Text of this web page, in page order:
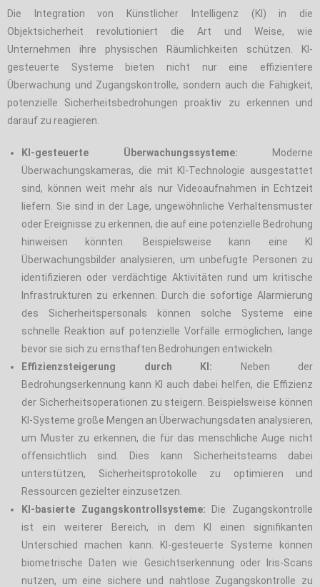
Die Integration von Künstlicher Intelligenz (KI) in die
Objektsicherheit revolutioniert die Art und Weise, wie
Unternehmen ihre physischen Räumlichkeiten schützen. KI-
gesteuerte Systeme bieten nicht nur eine effizientere
Überwachung und Zugangskontrolle, sondern auch die Fähigkeit,
potenzielle Sicherheitsbedrohungen proaktiv zu erkennen und
darauf zu reagieren.
KI-gesteuerte Überwachungssysteme: Moderne
Überwachungskameras, die mit KI-Technologie ausgestattet
sind, können weit mehr als nur Videoaufnahmen in Echtzeit
liefern. Sie sind in der Lage, ungewöhnliche Verhaltensmuster
oder Ereignisse zu erkennen, die auf eine potenzielle Bedrohung
hinweisen könnten. Beispielsweise kann eine KI
Überwachungsbilder analysieren, um unbefugte Personen zu
identifizieren oder verdächtige Aktivitäten rund um kritische
Infrastrukturen zu erkennen. Durch die sofortige Alarmierung
des Sicherheitspersonals können solche Systeme eine
schnelle Reaktion auf potenzielle Vorfälle ermöglichen, lange
bevor sie sich zu ernsthaften Bedrohungen entwickeln.
Effizienzsteigerung durch KI: Neben der
Bedrohungserkennung kann KI auch dabei helfen, die Effizienz
der Sicherheitsoperationen zu steigern. Beispielsweise können
KI-Systeme große Mengen an Überwachungsdaten analysieren,
um Muster zu erkennen, die für das menschliche Auge nicht
offensichtlich sind. Dies kann Sicherheitsteams dabei
unterstützen, Sicherheitsprotokolle zu optimieren und
Ressourcen gezielter einzusetzen.
KI-basierte Zugangskontrollsysteme: Die Zugangskontrolle
ist ein weiterer Bereich, in dem KI einen signifikanten
Unterschied machen kann. KI-gesteuerte Systeme können
biometrische Daten wie Gesichtserkennung oder Iris-Scans
nutzen, um eine sichere und nahtlose Zugangskontrolle zu